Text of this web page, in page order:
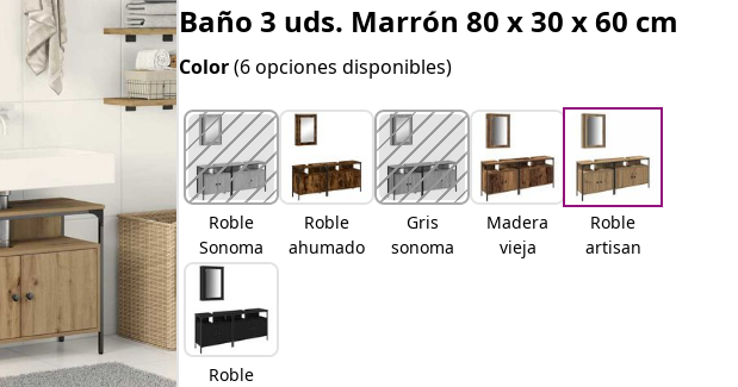
Baño 3 uds. Marrón 80 x 30 x 60 cm
Color(6 opciones disponibles)
Roble
Sonoma
Roble
ahumado
Gris
sonoma
Madera
vieja
Roble
artisan
Roble